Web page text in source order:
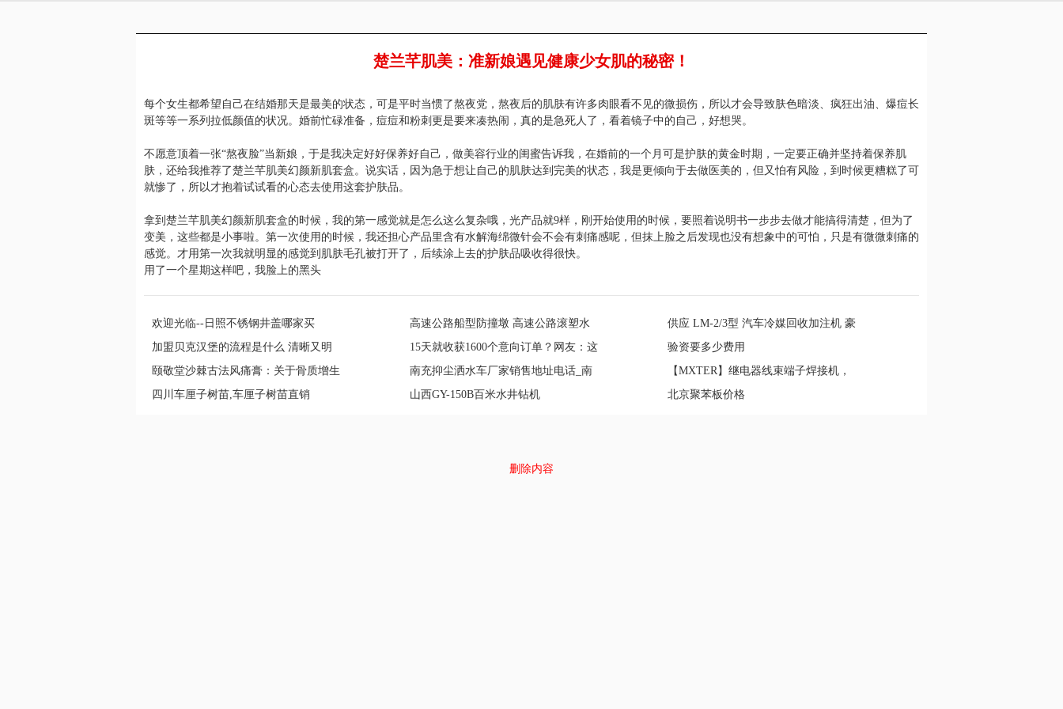
楚兰芊肌美：准新娘遇见健康少女肌的秘密！
每个女生都希望自己在结婚那天是最美的状态，可是平时当惯了熬夜党，熬夜后的肌肤有许多肉眼看不见的微损伤，所以才会导致肤色暗淡、疯狂出油、爆痘长
斑等等一系列拉低颜值的状况。婚前忙碌准备，痘痘和粉刺更是要来凑热闹，真的是急死人了，看着镜子中的自己，好想哭。
不愿意顶着一张“熬夜脸”当新娘，于是我决定好好保养好自己，做美容行业的闺蜜告诉我，在婚前的一个月可是护肤的黄金时期，一定要正确并坚持着保养肌
肤，还给我推荐了楚兰芊肌美幻颜新肌套盒。说实话，因为急于想让自己的肌肤达到完美的状态，我是更倾向于去做医美的，但又怕有风险，到时候更糟糕了可
就惨了，所以才抱着试试看的心态去使用这套护肤品。
拿到楚兰芊肌美幻颜新肌套盒的时候，我的第一感觉就是怎么这么复杂哦，光产品就9样，刚开始使用的时候，要照着说明书一步步去做才能搞得清楚，但为了
变美，这些都是小事啦。第一次使用的时候，我还担心产品里含有水解海绵微针会不会有刺痛感呢，但抹上脸之后发现也没有想象中的可怕，只是有微微刺痛的
感觉。才用第一次我就明显的感觉到肌肤毛孔被打开了，后续涂上去的护肤品吸收得很快。
用了一个星期这样吧，我脸上的黑头
欢迎光临--日照不锈钢井盖哪家买
高速公路船型防撞墩 高速公路滚塑水
马生产厂家
供应 LM-2/3型 汽车冷媒回收加注机 豪
利达牌0
加盟贝克汉堡的流程是什么 清晰又明
了的过程让创业者信赖
15天就收获1600个意向订单？网友：这
车还未上市就先火了
验资要多少费用
颐敬堂沙棘古法风痛膏：关于骨质增生
那些事
南充抑尘洒水车厂家销售地址电话_南
充洒水车专卖
【MXTER】继电器线束端子焊接机，
专业生产厂家
四川车厘子树苗,车厘子树苗直销 山西GY-150B百米水井钻机 北京聚苯板价格
删除内容